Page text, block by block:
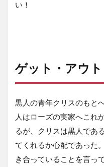
い！
ゲット・アウ
黒人の青年クリスのもと
人はローズの実家へこれ
るが、クリスは黒人であ
てくれるか心配であった
き合っていることを言っ